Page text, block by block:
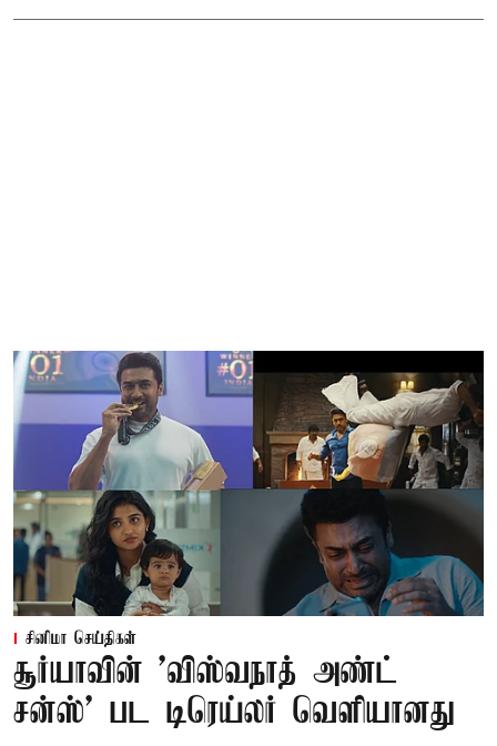
சினிமா செய்திகள்
சூர்யாவின் 'விஸ்வநாத் அண்ட்
சன்ஸ்' பட டிரெய்லர் வெளியானது